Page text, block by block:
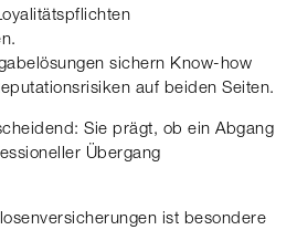
sichern Know-how
auf beiden Seiten.
Sie prägt, ob ein Abgang
Übergang
ist besondere